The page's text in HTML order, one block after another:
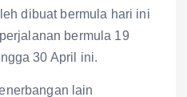
dibuat bermula hari ini
bermula 19
30 April ini.
lain